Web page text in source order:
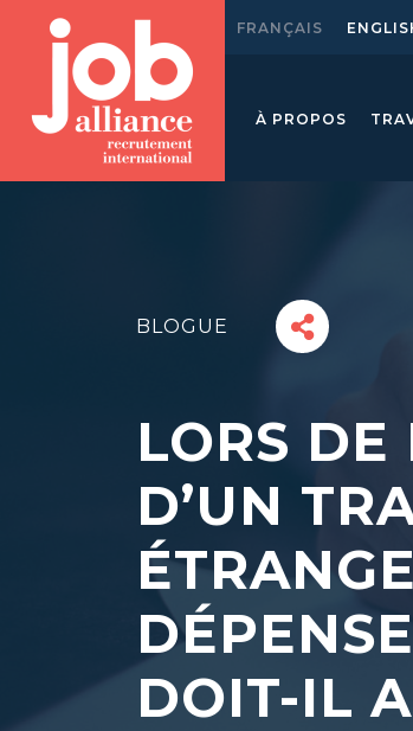
FRANÇAIS
À PROPOS
BLOGUE
LORS DE
D’UN
DOIT-IL